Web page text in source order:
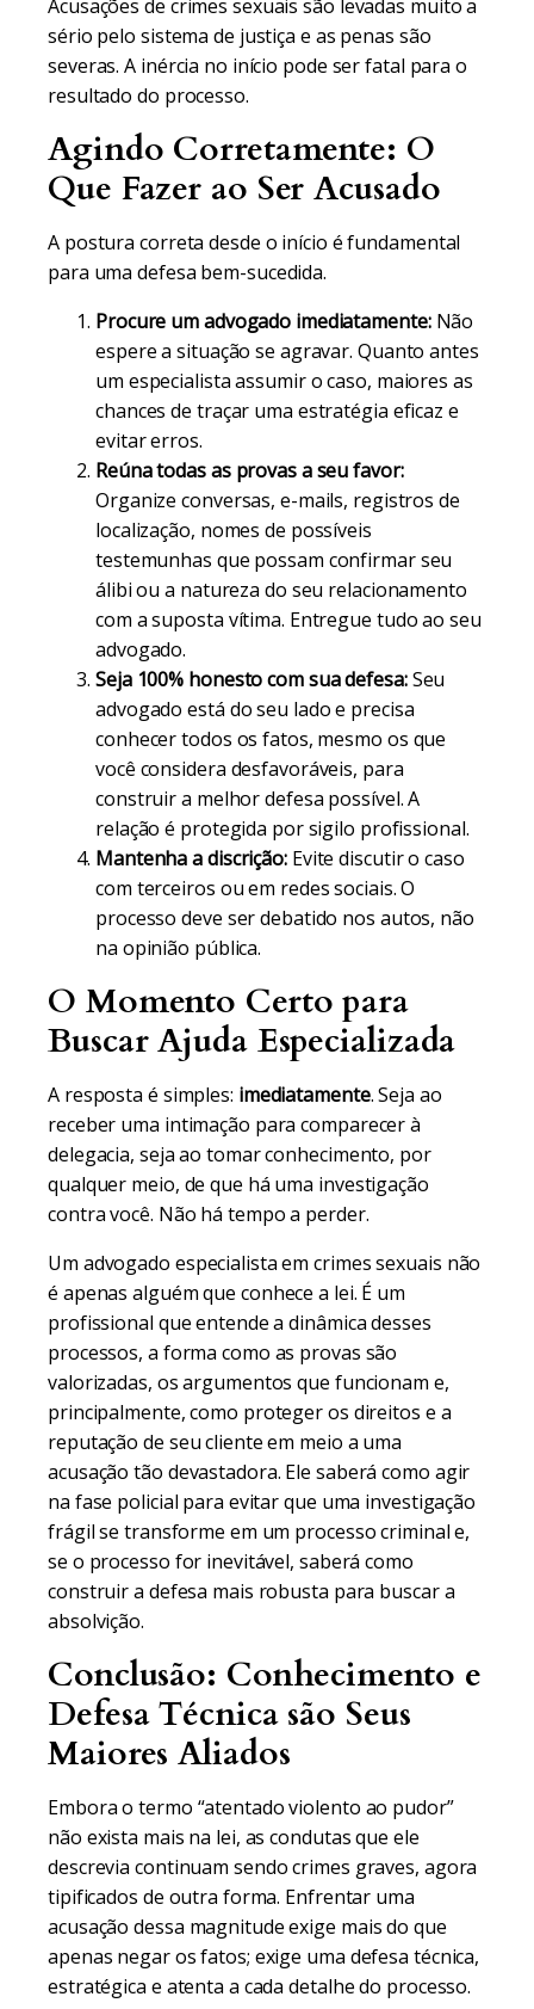
Acusações de crimes sexuais são levadas muito a
sério pelo sistema de justiça e as penas são
severas. A inércia no início pode ser fatal para o
resultado do processo.
Agindo Corretamente: O
Que Fazer ao Ser Acusado
A postura correta desde o início é fundamental
para uma defesa bem-sucedida.
Procure um advogado imediatamente:Não
espere a situação se agravar. Quanto antes
um especialista assumir o caso, maiores as
chances de traçar uma estratégia eficaz e
evitar erros.
Reúna todas as provas a seu favor:
Organize conversas, e-mails, registros de
localização, nomes de possíveis
testemunhas que possam confirmar seu
álibi ou a natureza do seu relacionamento
com a suposta vítima. Entregue tudo ao seu
advogado.
Seja 100% honesto com sua defesa:Seu
advogado está do seu lado e precisa
conhecer todos os fatos, mesmo os que
você considera desfavoráveis, para
construir a melhor defesa possível. A
relação é protegida por sigilo profissional.
Mantenha a discrição:Evite discutir o caso
com terceiros ou em redes sociais. O
processo deve ser debatido nos autos, não
na opinião pública.
O Momento Certo para
Buscar Ajuda Especializada
A resposta é simples: imediatamente. Seja ao
receber uma intimação para comparecer à
delegacia, seja ao tomar conhecimento, por
qualquer meio, de que há uma investigação
contra você. Não há tempo a perder.
Um advogado especialista em crimes sexuais não
é apenas alguém que conhece a lei. É um
profissional que entende a dinâmica desses
processos, a forma como as provas são
valorizadas, os argumentos que funcionam e,
principalmente, como proteger os direitos e a
reputação de seu cliente em meio a uma
acusação tão devastadora. Ele saberá como agir
na fase policial para evitar que uma investigação
frágil se transforme em um processo criminal e,
se o processo for inevitável, saberá como
construir a defesa mais robusta para buscar a
absolvição.
Conclusão: Conhecimento e
Defesa Técnica são Seus
Maiores Aliados
Embora o termo “atentado violento ao pudor”
não exista mais na lei, as condutas que ele
descrevia continuam sendo crimes graves, agora
tipificados de outra forma. Enfrentar uma
acusação dessa magnitude exige mais do que
apenas negar os fatos; exige uma defesa técnica,
estratégica e atenta a cada detalhe do processo.